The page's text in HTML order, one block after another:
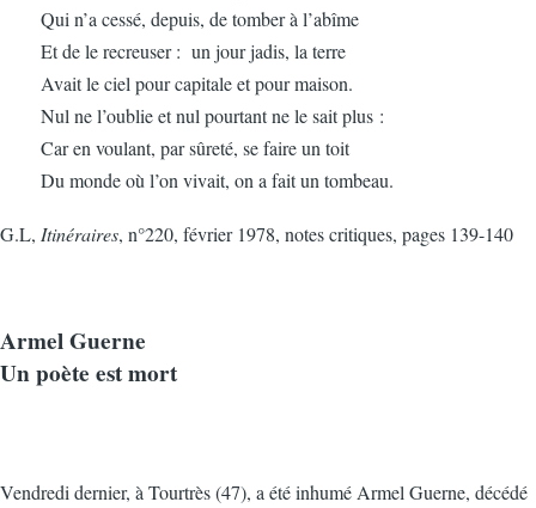
Qui n’a cessé, depuis, de tomber à l’abîme
Et de le recreuser : un jour jadis, la terre
Avait le ciel pour capitale et pour maison.
Nul ne l’oublie et nul pourtant ne le sait plus :
Car en voulant, par sûreté, se faire un toit
Du monde où l’on vivait, on a fait un tombeau.
G.L, Itinéraires, n°220, février 1978, notes critiques, pages 139-140
Armel Guerne
Un poète est mort
Vendredi dernier, à Tourtrès (47), a été inhumé Armel Guerne, décédé